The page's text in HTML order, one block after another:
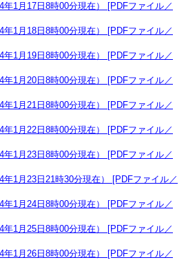
1月17日8時00分現在） [PDFファイル／
1月18日8時00分現在） [PDFファイル／
1月19日8時00分現在） [PDFファイル／
1月20日8時00分現在） [PDFファイル／
1月21日8時00分現在） [PDFファイル／
1月22日8時00分現在） [PDFファイル／
1月23日8時00分現在） [PDFファイル／
1月23日21時30分現在） [PDFファイル／
1月24日8時00分現在） [PDFファイル／
1月25日8時00分現在） [PDFファイル／
1月26日8時00分現在） [PDFファイル／